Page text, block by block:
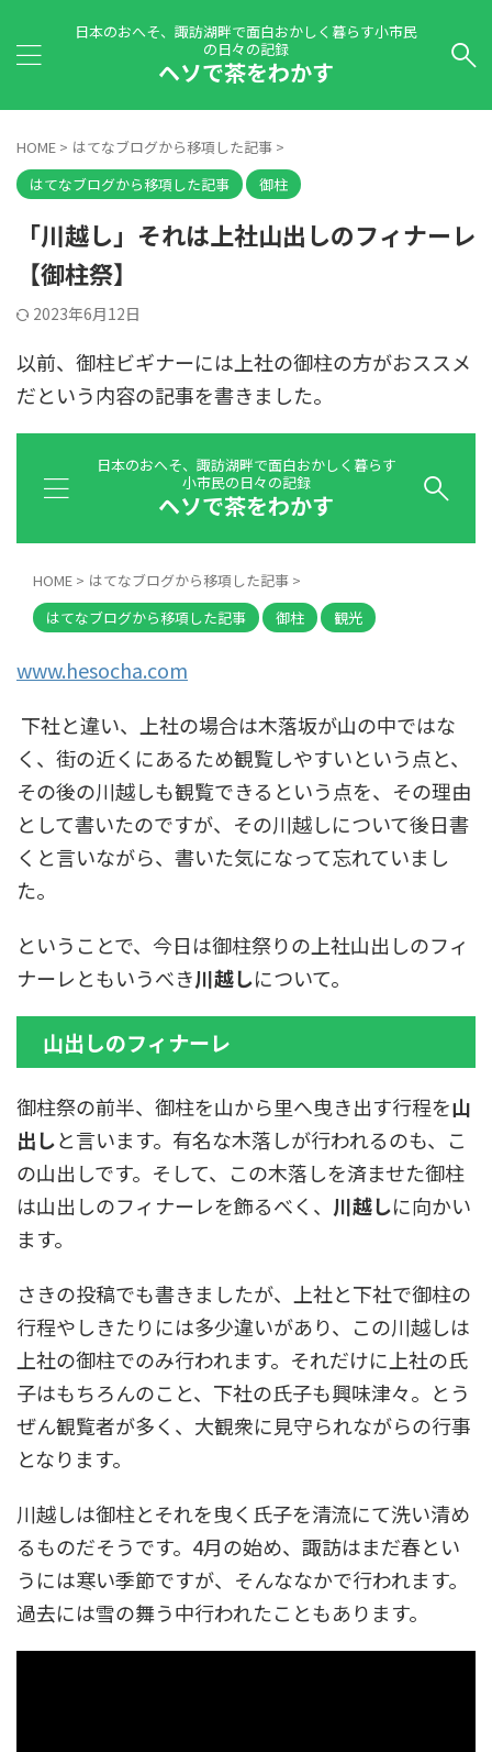
日本のおへそ、諏訪湖畔で面白おかしく暮らす小市民
の日々の記録
ヘソで茶をわかす
HOME > はてなブログから移項した記事 >
はてなブログから移項した記事
御柱
「川越し」それは上社山出しのフィナーレ
【御柱祭】
2023年6月12日
以前、御柱ビギナーには上社の御柱の方がおススメ
だという内容の記事を書きました。
www.hesocha.com
下社と違い、上社の場合は木落坂が山の中ではな
く、街の近くにあるため観覧しやすいという点と、
その後の川越しも観覧できるという点を、その理由
として書いたのですが、その川越しについて後日書
くと言いながら、書いた気になって忘れていまし
た。
ということで、今日は御柱祭りの上社山出しのフィ
ナーレともいうべき川越しについて。
山出しのフィナーレ
御柱祭の前半、御柱を山から里へ曳き出す行程を山
出しと言います。有名な木落しが行われるのも、こ
の山出しです。そして、この木落しを済ませた御柱
は山出しのフィナーレを飾るべく、 川越しに向かい
ます。
さきの投稿でも書きましたが、上社と下社で御柱の
行程やしきたりには多少違いがあり、この川越しは
上社の御柱でのみ行われます。それだけに上社の氏
子はもちろんのこと、下社の氏子も興味津々。とう
ぜん観覧者が多く、大観衆に見守られながらの行事
となります。
川越しは御柱とそれを曳く氏子を清流にて洗い清め
るものだそうです。4月の始め、諏訪はまだ春とい
うには寒い季節ですが、そんななかで行われます。
過去には雪の舞う中行われたこともあります。